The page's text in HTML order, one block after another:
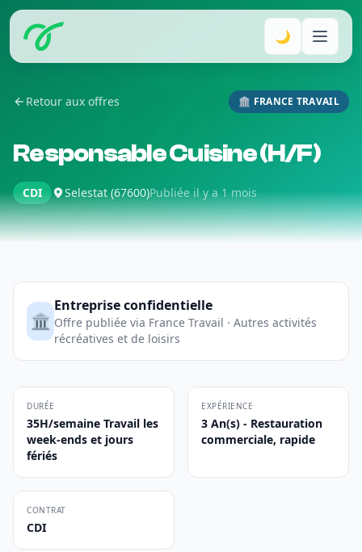
🌙
Retour aux offres 🏛️ FRANCE TRAVAIL
Responsable Cuisine (H/F)
CDI Selestat (67600)Publiée il y a 1 mois
🏛️
Entreprise confidentielle
Offre publiée via France Travail · Autres activités
récréatives et de loisirs
DURÉE
35H/semaine Travail les
week-ends et jours
fériés
EXPÉRIENCE
3 An(s) - Restauration
commerciale, rapide
CONTRAT
CDI